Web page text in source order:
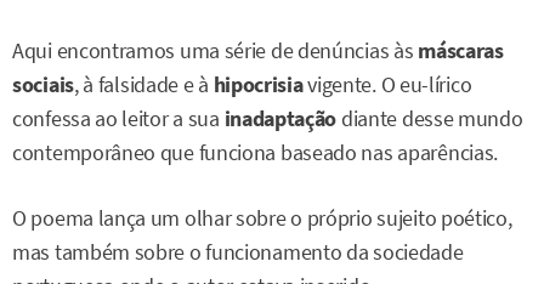
Aqui encontramos uma série de denúncias às máscaras
sociais, à falsidade e à hipocrisiavigente. O eu-lírico
confessa ao leitor a sua inadaptaçãodiante desse mundo
contemporâneo que funciona baseado nas aparências.
O poema lança um olhar sobre o próprio sujeito poético,
mas também sobre o funcionamento da sociedade